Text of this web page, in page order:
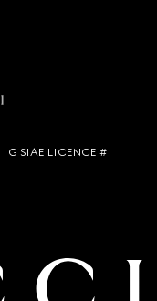
G SIAE LICENCE #